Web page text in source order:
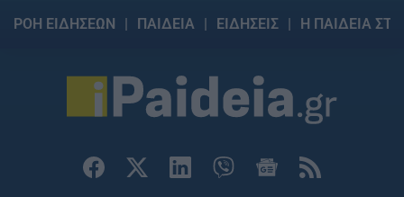
ΡΟΗ ΕΙΔΗΣΕΩΝ ΠΑΙΔΕΙΑ ΕΙΔΗΣΕΙΣ Η ΠΑΙΔΕΙΑ